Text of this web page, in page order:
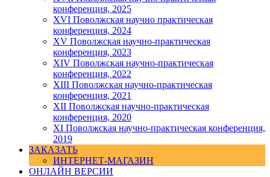
конференция, 2025
XVI Поволжская научно практическая
конференция, 2024
ХV Поволжская научно-практическая
конференция, 2023
ХIV Поволжская научно-практическая
конференция, 2022
ХIII Поволжская научно-практическая
конференция, 2021
ХII Поволжская научно-практическая
конференция, 2020
XI Поволжская научно-практическая конференция,
2019
ЗАКАЗАТЬ
ИНТЕРНЕТ-МАГАЗИН
ОНЛАЙН ВЕРСИИ